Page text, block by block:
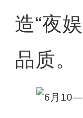
造“夜
品质。